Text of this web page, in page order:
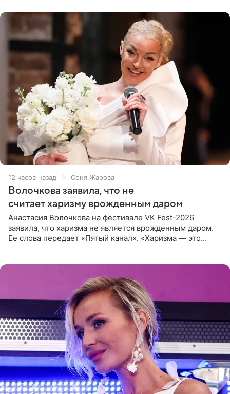
12 часов назад Соня Жарова
Волочкова заявила, что не
считает харизму врожденным даром
Анастасия Волочкова на фестивале VK Fest-2026
заявила, что харизма не является врожденным даром.
Ее слова передает «Пятый канал». «Харизма — это